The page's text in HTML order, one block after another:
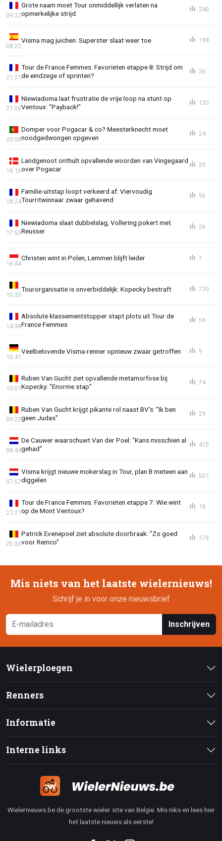
Grote naam moet Tour onmiddellijk verlaten na
opmerkelijke strijd
09:22
240
Visma mag juichen: Superster slaat weer toe
08:22
198
Tour de France Femmes: Favorieten etappe 8: Strijd om
de eindzege of sprinten?
21:21
26
Niewiadoma laat frustratie de vrije loop na stunt op
Ventoux: "Payback!"
21:00
135
Domper voor Pogacar & co? Meesterknecht moet
noodgedwongen opgeven
20:08
24
Landgenoot onthult opvallende woorden van Vingegaard
over Pogacar
19:16
33
Familie-uitstap loopt verkeerd af: Viervoudig
Tourritwinnaar zwaar gehavend
18:24
96
Niewiadoma slaat dubbelslag, Vollering pokert met
Reusser
17:50
26
Christen wint in Polen, Lemmen blijft leider
16:44
7
Tourorganisatie is onverbiddelijk: Kopecky bestraft
15:33
720
Absolute klassementstopper stapt plots uit Tour de
France Femmes
14:38
59
Veelbelovende Visma-renner opnieuw zwaar getroffen
10:41
9
Ruben Van Gucht ziet opvallende metamorfose bij
Kopecky: "Enorme stap"
10:01
74
Ruben Van Gucht krijgt pikante rol naast BV's: "Ik ben
geen Judas"
09:23
29
De Cauwer waarschuwt Van der Poel: "Kans misschien al
gehad"
08:44
415
Visma krijgt nieuwe mokerslag in Tour, plan B meteen aan
diggelen
07:57
501
Tour de France Femmes: Favorieten etappe 7: Wie wint
op de Mont Ventoux?
21:21
18
Patrick Evenepoel ziet absolute doorbraak: "Zo goed
voor Remco"
20:33
176
Mis niets van het laatste wielernieuws!
Schrijf je in voor onze nieuwsbrief
Inschrijven
Wielerploegen
Renners
Informatie
Interne links
Wielernieuws.be de grootste wieler site van Belgie. Mis niks en lees hier
het laatste nieuws als eerste!